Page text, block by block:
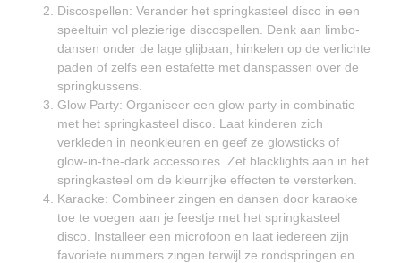
Discospellen: Verander het springkasteel disco in een
speeltuin vol plezierige discospellen. Denk aan limbo-
dansen onder de lage glijbaan, hinkelen op de verlichte
paden of zelfs een estafette met danspassen over de
springkussens.
Glow Party: Organiseer een glow party in combinatie
met het springkasteel disco. Laat kinderen zich
verkleden in neonkleuren en geef ze glowsticks of
glow-in-the-dark accessoires. Zet blacklights aan in het
springkasteel om de kleurrijke effecten te versterken.
Karaoke: Combineer zingen en dansen door karaoke
toe te voegen aan je feestje met het springkasteel
disco. Installeer een microfoon en laat iedereen zijn
favoriete nummers zingen terwijl ze rondspringen en